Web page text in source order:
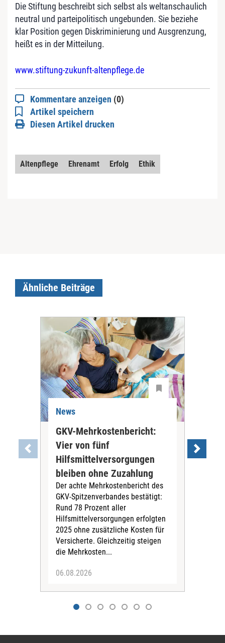
Die Stiftung beschreibt sich selbst als weltanschaulich
neutral und parteipolitisch ungebunden. Sie beziehe
klar Position gegen Diskriminierung und Ausgrenzung,
heißt es in der Mitteilung.
www.stiftung-zukunft-altenpflege.de
Kommentare anzeigen (0)
Artikel speichern
Diesen Artikel drucken
Altenpflege Ehrenamt Erfolg Ethik
Ähnliche Beiträge
News
GKV-Mehrkostenbericht:
Vier von fünf
Hilfsmittelversorgungen
bleiben ohne Zuzahlung
Der achte Mehrkostenbericht des
GKV-Spitzenverbandes bestätigt:
Rund 78 Prozent aller
Hilfsmittelversorgungen erfolgten
2025 ohne zusätzliche Kosten für
Versicherte. Gleichzeitig steigen
die Mehrkosten...
06.08.2026